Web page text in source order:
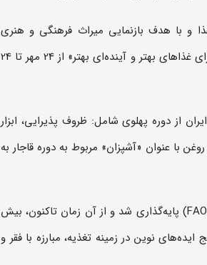
و با هدف بازنمایی میراث فرهنگی و هنری
خوراک ایرانی، نمایشگاه «طعم موزه؛ از سفره تا هنر» با شعار جهانی «دست در دست برای غذاهای بهتر و آینده‌ای بهتر» از 24 مهر تا 24
از دوره‌ پهلوی شامل: ظروف پذیرایی، ابزار
با عنوان «آشپزان» مربوط به دوره قاجار به
روز جهانی غذا نخستین‌بار در سال 1945 توسط سازمان خواربار و کشاورزی ملل متحد (FAO) پایه‌گذاری شد و از آن زمان تاکنون، بیش
به بستری برای ترویج ایده‌های نوین در زمینه تغذیه، مبارزه با فقر و